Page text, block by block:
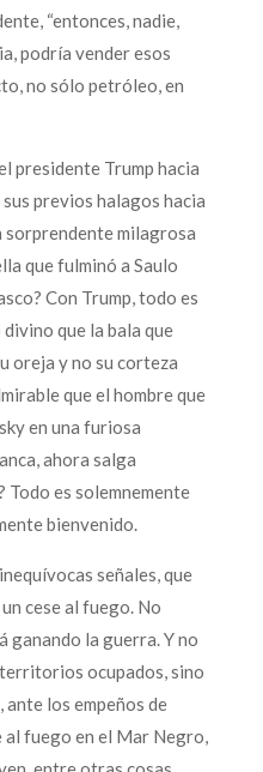
“entonces, nadie,
podría vender esos
no sólo petróleo, en
presidente Trump hacia
previos halagos hacia
sorprendente milagrosa
que fulminó a Saulo
Con Trump, todo es
que la bala que
oreja y no su corteza
que el hombre que
en una furiosa
ahora salga
es solemnemente
bienvenido.
señales, que
cese al fuego. No
ganando la guerra. Y no
ocupados, sino
los empeños de
al fuego en el Mar Negro,